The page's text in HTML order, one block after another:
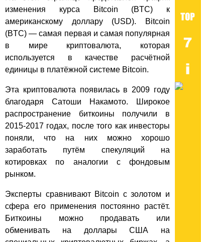
изменения курса Bitcoin (BTC) к
американскому доллару (USD). Bitcoin
(BTC) — самая первая и самая популярная
в мире криптовалюта, которая
используется в качестве расчётной
единицы в платёжной системе Bitcoin.
Эта криптовалюта появилась в 2009 году
благодаря Сатоши Накамото. Широкое
распространение биткоины получили в
2015-2017 годах, после того как инвесторы
поняли, что на них можно хорошо
заработать путём спекуляций на
котировках по аналогии с фондовым
рынком.
Эксперты сравнивают Bitcoin с золотом и
сфера его применения постоянно растёт.
Биткоины можно продавать или
обменивать на доллары США на